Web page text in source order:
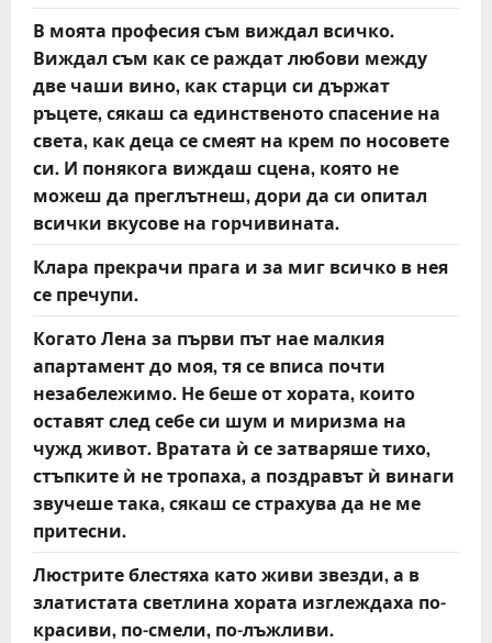
В моята професия съм виждал всичко.
Виждал съм как се раждат любови между
две чаши вино, как старци си държат
ръцете, сякаш са единственото спасение на
света, как деца се смеят на крем по носовете
си. И понякога виждаш сцена, която не
можеш да преглътнеш, дори да си опитал
всички вкусове на горчивината.
Клара прекрачи прага и за миг всичко в нея
се пречупи.
Когато Лена за първи път нае малкия
апартамент до моя, тя се вписа почти
незабележимо. Не беше от хората, които
оставят след себе си шум и миризма на
чужд живот. Вратата ѝ се затваряше тихо,
стъпките ѝ не тропаха, а поздравът ѝ винаги
звучеше така, сякаш се страхува да не ме
притесни.
Люстрите блестяха като живи звезди, а в
златистата светлина хората изглеждаха по-
красиви, по-смели, по-лъжливи.